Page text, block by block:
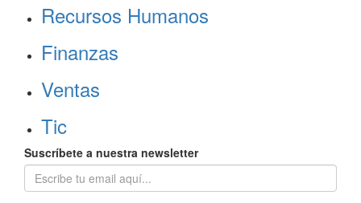
Recursos Humanos
Finanzas
Ventas
Tic
Suscríbete a nuestra newsletter